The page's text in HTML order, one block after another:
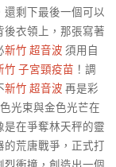
剩下最後一個可以
衣領上，那張寫著
新竹 超音波 須用自
竹 子宮頸疫苗 ！調
新竹 超音波 再是彩
光束與金色光芒在
是在爭奪林天秤的靈
荒唐戰爭，正式打